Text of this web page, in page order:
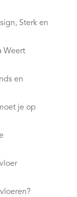
Sterk en
Weert
en
je op